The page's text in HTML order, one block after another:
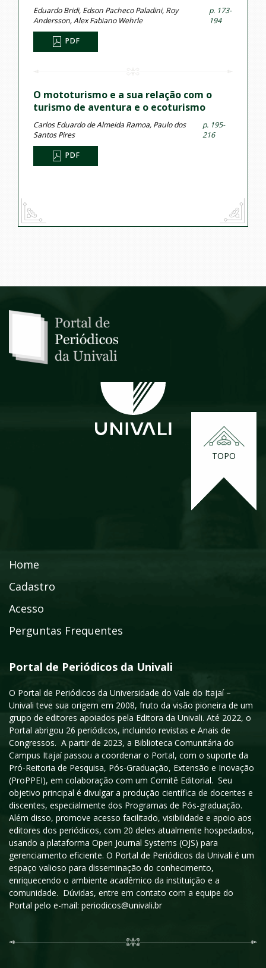
Eduardo Bridi, Edson Pacheco Paladini, Roy
Andersson, Alex Fabiano Wehrle
p. 173-
194
PDF
O mototurismo e a sua relação com o
turismo de aventura e o ecoturismo
Carlos Eduardo de Almeida Ramoa, Paulo dos
Santos Pires
p. 195-
216
PDF
TOPO
Home
Cadastro
Acesso
Perguntas Frequentes
Portal de Periódicos da Univali
O Portal de Periódicos da Universidade do Vale do Itajaí –
Univali teve sua origem em 2008, fruto da visão pioneira de um
grupo de editores apoiados pela Editora da Univali. Até 2022, o
Portal abrigou 26 periódicos, incluindo revistas e Anais de
Congressos. A partir de 2023, a Biblioteca Comunitária do
Campus Itajaí passou a coordenar o Portal, com o suporte da
Pró-Reitoria de Pesquisa, Pós-Graduação, Extensão e Inovação
(ProPPEI), em colaboração com um Comitê Editorial. Seu
objetivo principal é divulgar a produção científica de docentes e
discentes, especialmente dos Programas de Pós-graduação.
Além disso, promove acesso facilitado, visibilidade e apoio aos
editores dos periódicos, com 20 deles atualmente hospedados,
usando a plataforma Open Journal Systems (OJS) para
gerenciamento eficiente. O Portal de Periódicos da Univali é um
espaço valioso para disseminação do conhecimento,
enriquecendo o ambiente acadêmico da instituição e a
comunidade. Dúvidas, entre em contato com a equipe do
Portal pelo e-mail: periodicos@univali.br